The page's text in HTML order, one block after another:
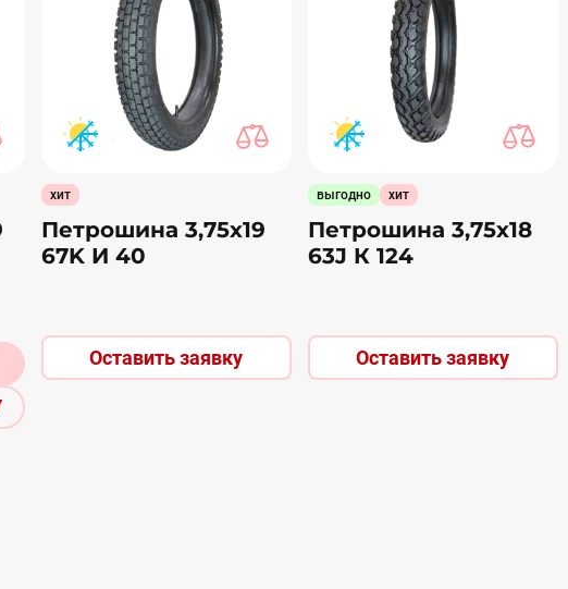
хит
Петрошина 3,75х19
67K И 40
Оставить заявку
выгодно хит
Петрошина 3,75х18
63J К 124
Оставить заявку